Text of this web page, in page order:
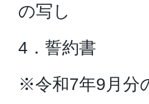
の写し
4．誓約書
※令和7年9月分